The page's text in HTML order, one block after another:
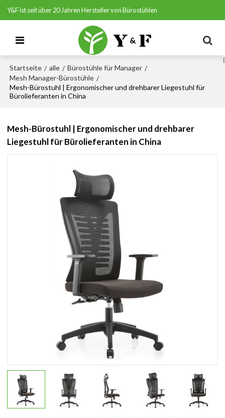
Y&F ist seit über 20 Jahren Hersteller von Bürostühlen
Startseite / alle / Bürostühle für Manager /
Mesh Manager-Bürostühle /
Mesh-Bürostuhl | Ergonomischer und drehbarer Liegestuhl für
Bürolieferanten in China
Mesh-Bürostuhl | Ergonomischer und drehbarer
Liegestuhl für Bürolieferanten in China